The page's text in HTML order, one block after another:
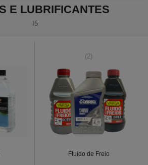
E LUBRIFICANTES
I5
(2)
Fluido de Freio